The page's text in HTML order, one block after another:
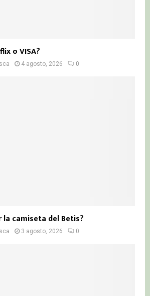
o VISA?
4 agosto, 2026 0
la camiseta del Betis?
3 agosto, 2026 0